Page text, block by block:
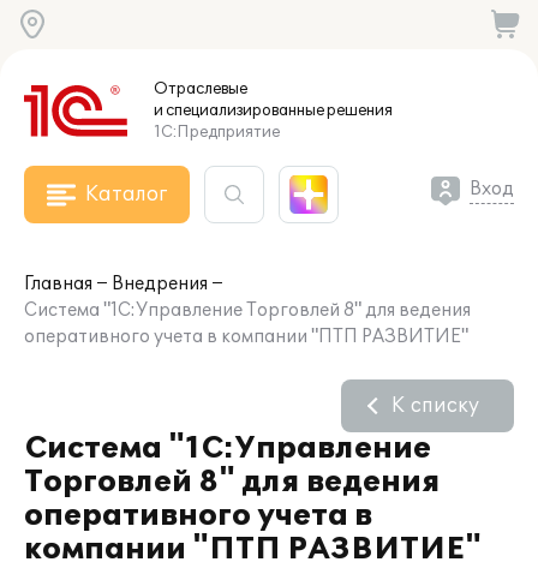
Отраслевые
и специализированныерешения
1С:Предприятие
Каталог Вход
Главная
Внедрения
Система "1С:Управление Торговлей 8" для ведения
оперативного учета в компании "ПТП РАЗВИТИЕ"
Система "1С:Управление
Торговлей 8" для ведения
оперативного учета в
компании "ПТП РАЗВИТИЕ"
К списку